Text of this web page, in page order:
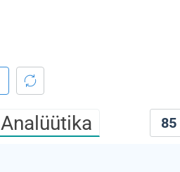
85
Analüütika